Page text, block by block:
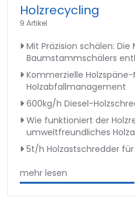
Holzrecycling
9 Artikel
Mit Präzision schälen: Die
Baumstammschälers
Kommerzielle
Holzabfallmanagement
600kg/h Diesel-
Wie funktioniert der
umweltfreundliches
5t/h Holzastschredder
mehr lesen